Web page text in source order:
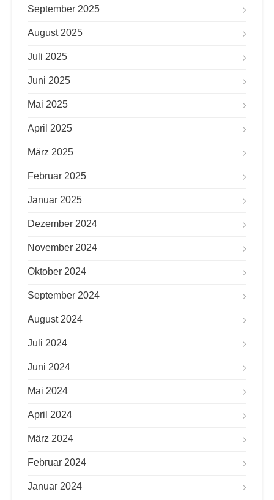
September 2025
August 2025
Juli 2025
Juni 2025
Mai 2025
April 2025
März 2025
Februar 2025
Januar 2025
Dezember 2024
November 2024
Oktober 2024
September 2024
August 2024
Juli 2024
Juni 2024
Mai 2024
April 2024
März 2024
Februar 2024
Januar 2024